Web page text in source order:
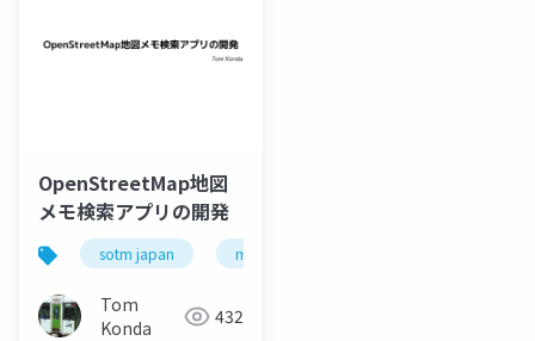
OpenStreetMap地図
メモ検索アプリの開発
sotm japan map notes
Tom
Konda
432